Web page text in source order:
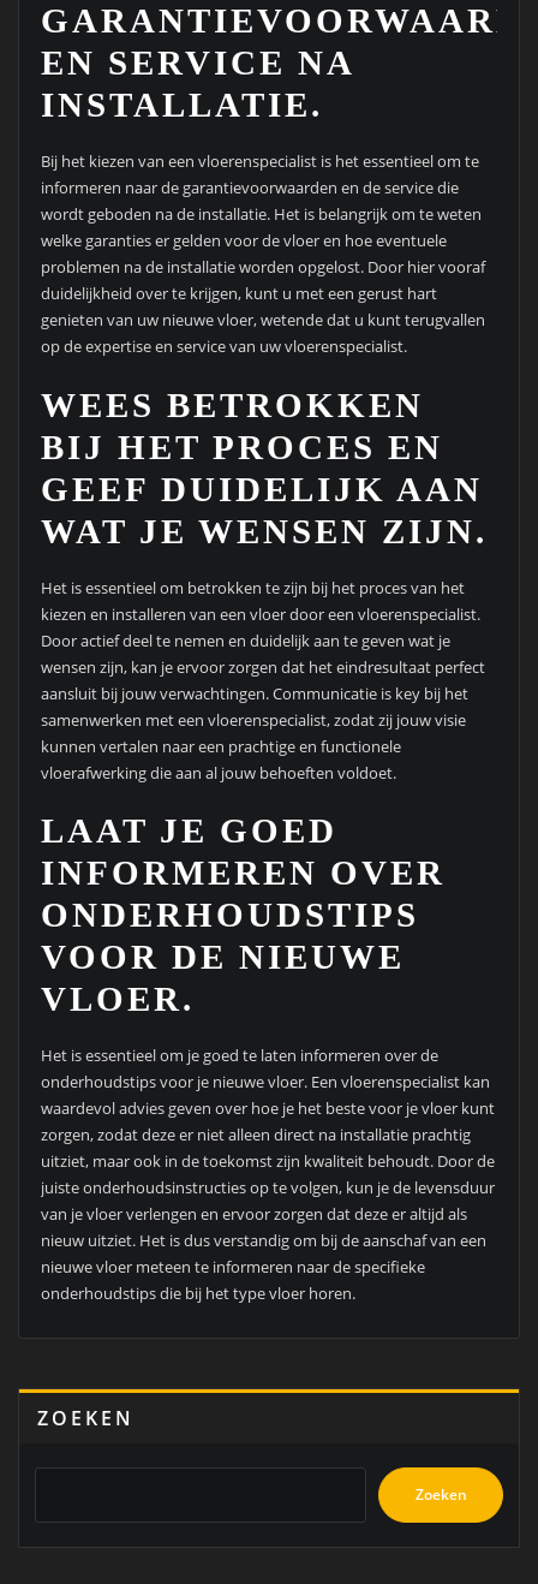
EN SERVICE NA
INSTALLATIE.
Bij het kiezen van een vloerenspecialist is het essentieel om te
informeren naar de garantievoorwaarden en de service die
wordt geboden na de installatie. Het is belangrijk om te weten
welke garanties er gelden voor de vloer en hoe eventuele
problemen na de installatie worden opgelost. Door hier vooraf
duidelijkheid over te krijgen, kunt u met een gerust hart
genieten van uw nieuwe vloer, wetende dat u kunt terugvallen
op de expertise en service van uw vloerenspecialist.
WEES BETROKKEN
BIJ HET PROCES EN
GEEF DUIDELIJK AAN
WAT JE WENSEN ZIJN.
Het is essentieel om betrokken te zijn bij het proces van het
kiezen en installeren van een vloer door een vloerenspecialist.
Door actief deel te nemen en duidelijk aan te geven wat je
wensen zijn, kan je ervoor zorgen dat het eindresultaat perfect
aansluit bij jouw verwachtingen. Communicatie is key bij het
samenwerken met een vloerenspecialist, zodat zij jouw visie
kunnen vertalen naar een prachtige en functionele
vloerafwerking die aan al jouw behoeften voldoet.
LAAT JE GOED
INFORMEREN OVER
ONDERHOUDSTIPS
VOOR DE NIEUWE
VLOER.
Het is essentieel om je goed te laten informeren over de
onderhoudstips voor je nieuwe vloer. Een vloerenspecialist kan
waardevol advies geven over hoe je het beste voor je vloer kunt
zorgen, zodat deze er niet alleen direct na installatie prachtig
uitziet, maar ook in de toekomst zijn kwaliteit behoudt. Door de
juiste onderhoudsinstructies op te volgen, kun je de levensduur
van je vloer verlengen en ervoor zorgen dat deze er altijd als
nieuw uitziet. Het is dus verstandig om bij de aanschaf van een
nieuwe vloer meteen te informeren naar de specifieke
onderhoudstips die bij het type vloer horen.
ZOEKEN
Zoeken